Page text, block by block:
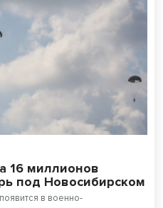
16 миллионов
под Новосибирском
в военно-